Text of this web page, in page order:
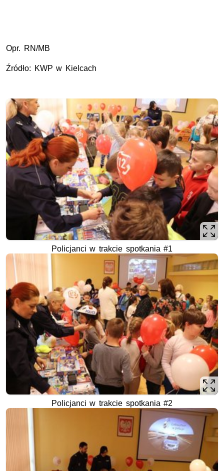
Opr. RN/MB
Źródło: KWP w Kielcach
Policjanci w trakcie spotkania #1
Policjanci w trakcie spotkania #2